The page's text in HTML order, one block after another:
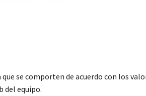
se comporten de acuerdo con los
del equipo.